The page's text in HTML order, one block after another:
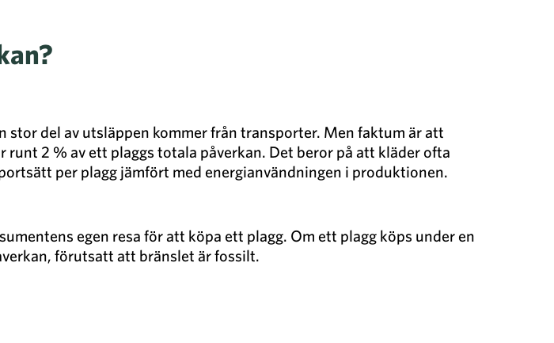
del av utsläppen kommer från transporter. Men faktum är att
2 % av ett plaggs totala påverkan. Det beror på att kläder ofta
per plagg jämfört med energianvändningen i produktionen.
egen resa för att köpa ett plagg. Om ett plagg köps under en
förutsatt att bränslet är fossilt.